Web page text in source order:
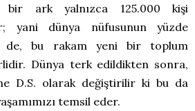
bir ark yalnızca 125.000 kişi
yani dünya nüfusunun yüzde
de, bu rakam yeni bir toplum
Dünya terk edildikten sonra,
D.S. olarak değiştirilir ki bu da
temsil eder.